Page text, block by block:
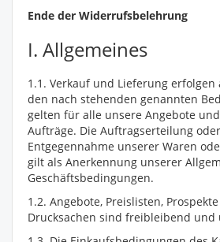
Ende der Widerrufsbelehrung
I. Allgemeines
1.1. Verkauf und Lieferung
den nach stehenden genannten
gelten für alle unsere Angebote
Aufträge. Die Auftragserteilung
Entgegennahme unserer Waren
gilt als Anerkennung unserer
Geschäftsbedingungen.
1.2. Angebote, Preislisten,
Drucksachen sind freibleibend